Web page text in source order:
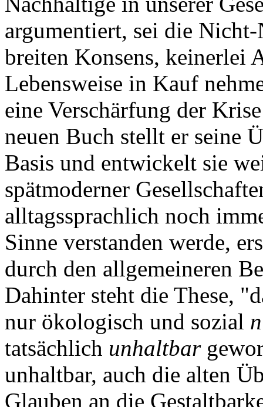
argumentiert, sei die
breiten Konsens, keinerlei
Lebensweise in Kauf
eine Verschärfung der
neuen Buch stellt er seine
Basis und entwickelt sie
spätmoderner
alltagssprachlich noch
Sinne verstanden werde,
durch den allgemeineren
Dahinter steht die These,
nur ökologisch und sozial
tatsächlich unhaltbar
unhaltbar, auch die alten
Glauben an die